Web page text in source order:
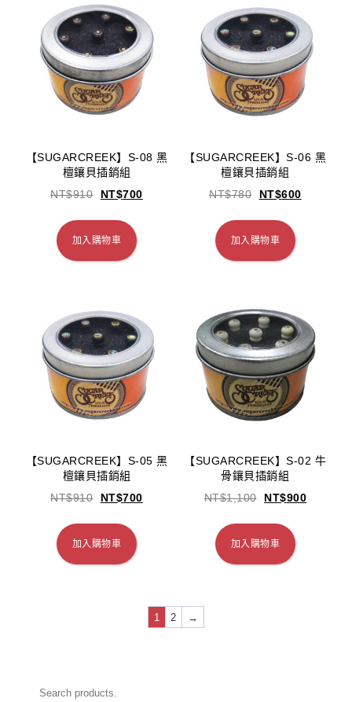
【SUGARCREEK】S-08 黑
檀鑲貝插銷組
NT$910 NT$700
加入購物車
【SUGARCREEK】S-06 黑
檀鑲貝插銷組
NT$780 NT$600
加入購物車
【SUGARCREEK】S-05 黑
檀鑲貝插銷組
NT$910 NT$700
加入購物車
【SUGARCREEK】S-02 牛
骨鑲貝插銷組
NT$1,100 NT$900
加入購物車
1 2 →